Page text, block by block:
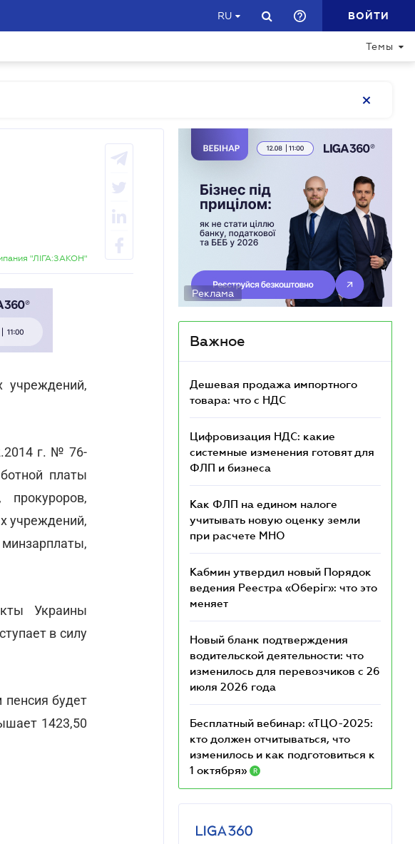
RU ВОЙТИ
Темы
"ЛІГА:ЗАКОН"
учреждений,
г. № 76-
платы
учреждений,
Украины
в силу
будет
1423,50
Реклама
Важное
Дешевая продажа импортного
товара: что c НДС
Цифровизация НДС: какие
системные изменения готовят для
ФЛП и бизнеса
Как ФЛП на едином налоге
учитывать новую оценку земли
при расчете МНО
Кабмин утвердил новый Порядок
ведения Реестра «Оберіг»: что это
меняет
Новый бланк подтверждения
водительской деятельности: что
изменилось для перевозчиков с 26
июля 2026 года
Бесплатный вебинар: «ТЦО-2025:
кто должен отчитываться, что
изменилось и как подготовиться к
1 октября»
R